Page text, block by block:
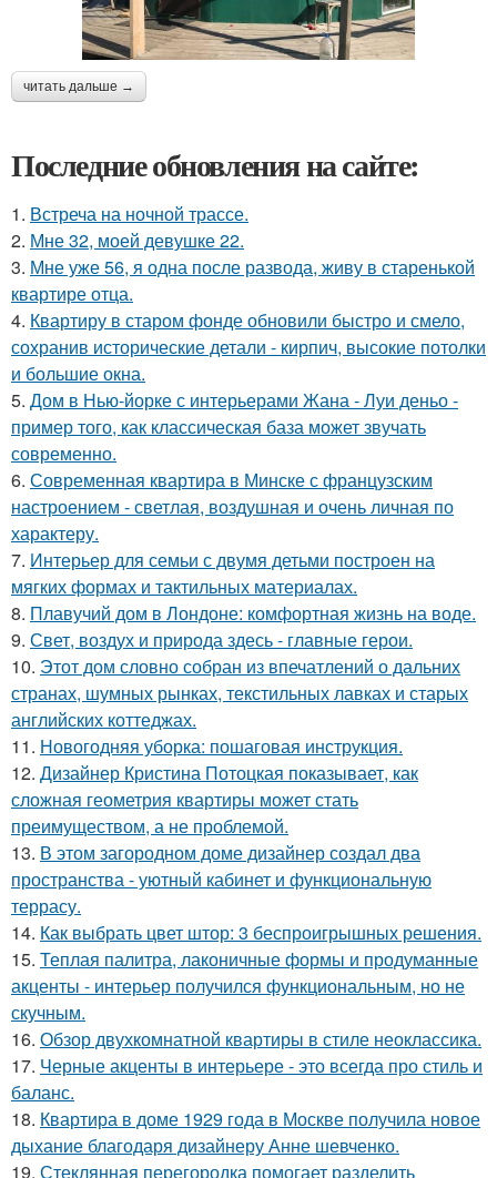
читать дальше →
Последние обновления на сайте:
1. Встреча на ночной трассе.
2. Мне 32, моей девушке 22.
3. Мне уже 56, я одна после развода, живу в старенькой
квартире отца.
4. Квартиру в старом фонде обновили быстро и смело,
сохранив исторические детали - кирпич, высокие потолки
и большие окна.
5. Дом в Нью-йорке с интерьерами Жана - Луи деньо -
пример того, как классическая база может звучать
современно.
6. Современная квартира в Минске с французским
настроением - светлая, воздушная и очень личная по
характеру.
7. Интерьер для семьи с двумя детьми построен на
мягких формах и тактильных материалах.
8. Плавучий дом в Лондоне: комфортная жизнь на воде.
9. Свет, воздух и природа здесь - главные герои.
10. Этот дом словно собран из впечатлений о дальних
странах, шумных рынках, текстильных лавках и старых
английских коттеджах.
11. Новогодняя уборка: пошаговая инструкция.
12. Дизайнер Кристина Потоцкая показывает, как
сложная геометрия квартиры может стать
преимуществом, а не проблемой.
13. В этом загородном доме дизайнер создал два
пространства - уютный кабинет и функциональную
террасу.
14. Как выбрать цвет штор: 3 беспроигрышных решения.
15. Теплая палитра, лаконичные формы и продуманные
акценты - интерьер получился функциональным, но не
скучным.
16. Обзор двухкомнатной квартиры в стиле неоклассика.
17. Черные акценты в интерьере - это всегда про стиль и
баланс.
18. Квартира в доме 1929 года в Москве получила новое
дыхание благодаря дизайнеру Анне шевченко.
19. Стеклянная перегородка помогает разделить